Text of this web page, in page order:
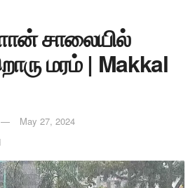
சாலையில்
மரம் | Makkal
May 27, 2024